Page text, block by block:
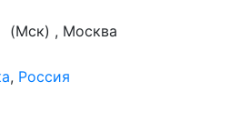
(Мск) , Москва
, Россия